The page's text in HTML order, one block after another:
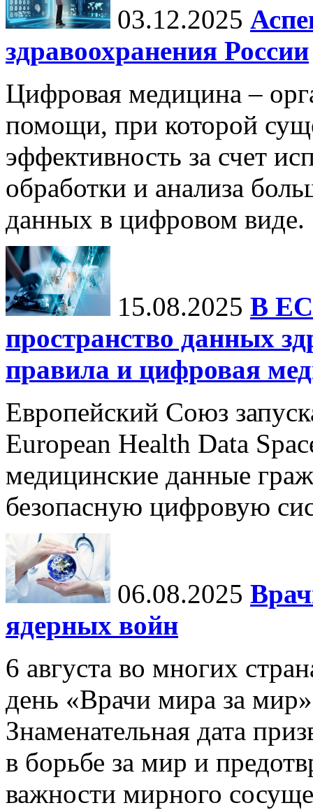
03.12.2025
здравоохранения России
Цифровая медицина –
помощи, при которой
эффективность за счет
обработки и анализа
данных в цифровом виде.
15.08.2025 В ЕС
пространство данных
правила и цифровая
Европейский Союз
European Health Data
медицинские данные
безопасную цифровую
06.08.2025
ядерных войн
6 августа во многих
день «Врачи мира за
Знаменательная дата
в борьбе за мир и
важности мирного